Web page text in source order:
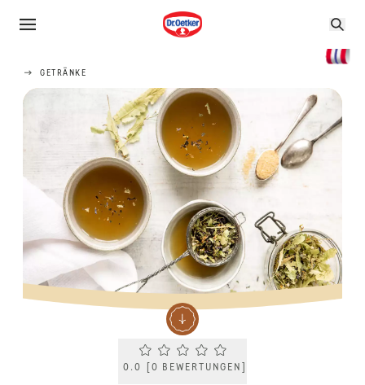
GETRÄNKE
Current rating 0.0. Click to rate.
0.0 0 BEWERTUNGEN